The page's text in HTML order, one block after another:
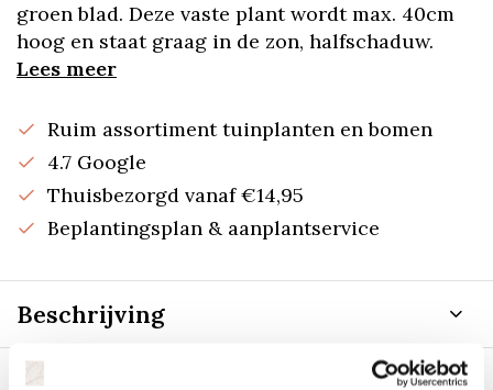
groen blad. Deze vaste plant wordt max. 40cm
hoog en staat graag in de zon, halfschaduw.
Lees meer
Ruim assortiment tuinplanten en bomen
4.7 Google
Thuisbezorgd vanaf €14,95
Beplantingsplan & aanplantservice
Beschrijving
Specificaties